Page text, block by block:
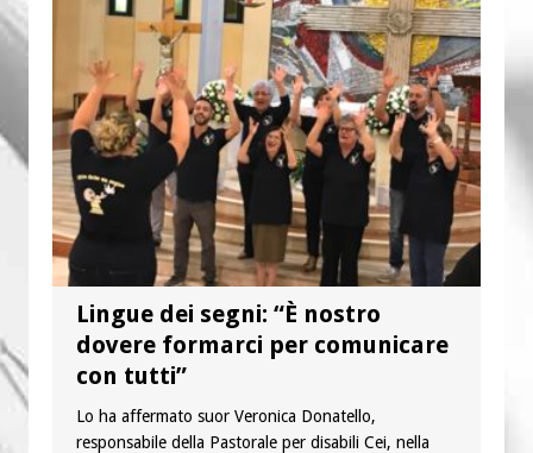
“Chiediamo al Signore di capire ciò che
è buono, giusto e santo per la nostra
vita”
Lingue dei segni: “È nostro
dovere formarci per comunicare
con tutti”
Lo ha affermato suor Veronica Donatello,
responsabile della Pastorale per disabili Cei, nella